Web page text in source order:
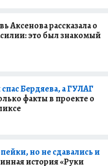
Аксенова рассказала о
это был знакомый
Бердяева, а ГУЛАГ
факты в проекте о
но не сдавались и
история «Руки